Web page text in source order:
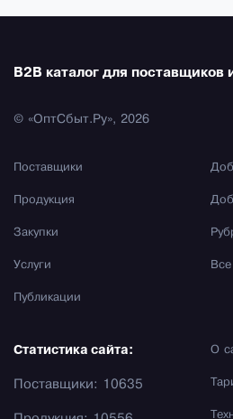
B2B каталог для поставщиков
© «ОптСбыт.Ру», 2026
Поставщики
Продукция
Закупки
Услуги
Публикации
О
Статистика сайта:
Поставщики: 10635